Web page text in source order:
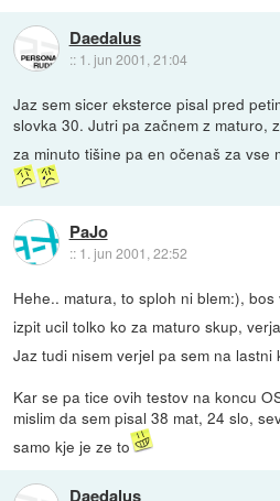
Daedalus
:: 1. jun 2001, 21:04
Jaz sem sicer eksterce pisal pred
slovka 30. Jutri pa začnem z maturo,
za minuto tišine pa en očenaš za vse
PaJo
:: 1. jun 2001, 22:52
Hehe.. matura, to sploh ni blem:),
izpit ucil tolko ko za maturo skup,
Jaz tudi nisem verjel pa sem na lastni
Kar se pa tice ovih testov na koncu
mislim da sem pisal 38 mat, 24 slo,
samo kje je ze to
Daedalus